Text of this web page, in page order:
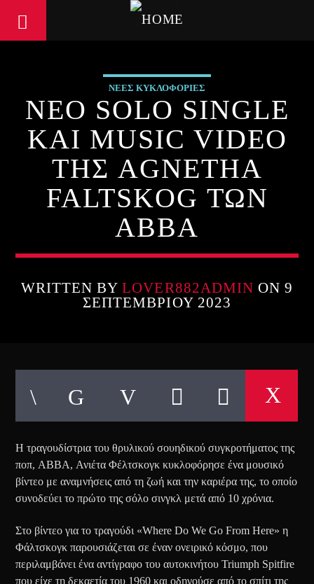
ΝΕΕΣ ΚΥΚΛΟΦΟΡΙΕΣ
ΝΕΟ SOLO SINGLE
ΚΑΙ MUSIC VIDEO
ΤΗΣ AGNETHA
FALTSKOG ΤΩΝ
ABBA
WRITTEN BYLOVER882ADMIN ON 9
ΣΕΠΤΕΜΒΡΊΟΥ 2023
Η τραγουδίστρια του θρυλικού σουηδικού συγκροτήματος της
ποπ, ABBA, Ανιέτα Φέλτσκογκ κυκλοφόρησε ένα μουσικό
βίντεο με αναμνήσεις από τη ζωή και την καριέρα της, το οποίο
συνοδεύει το πρώτο της σόλο σινγκλ μετά από 10 χρόνια.
Στο βίντεο για το τραγούδι «Where Do We Go From Here» η
Φάλτσκογκ παρουσιάζεται σε έναν ονειρικό κόσμο, που
περιλαμβάνει ένα αντίγραφο του αυτοκινήτου Triumph Spitfire
που είχε τη δεκαετία του 1960 και οδηγούσε από το σπίτι της